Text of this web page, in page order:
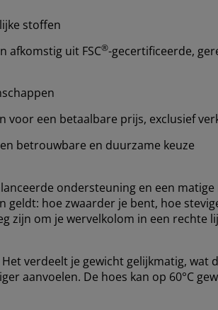
stoffen
afkomstig uit FSC®-gecertificeerde,
voor een betaalbare prijs, exclusief
betrouwbare en duurzame keuze
ondersteuning en een
hoe zwaarder je bent, hoe
zijn om je wervelkolom in een rechte
verdeelt je gewicht gelijkmatig, wat
aanvoelen. De hoes kan op 60°C